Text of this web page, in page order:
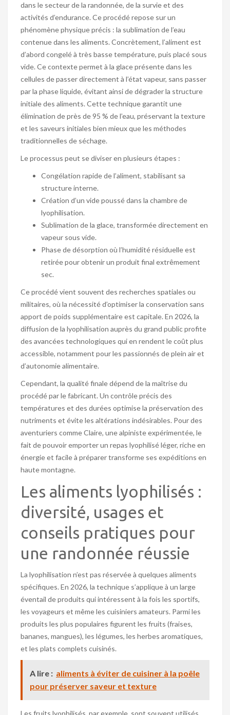
dans le secteur de la randonnée, de la survie et des
activités d’endurance. Ce procédé repose sur un
phénomène physique précis : la sublimation de l’eau
contenue dans les aliments. Concrètement, l’aliment est
d’abord congelé à très basse température, puis placé sous
vide. Ce contexte permet à la glace présente dans les
cellules de passer directement à l’état vapeur, sans passer
par la phase liquide, évitant ainsi de dégrader la structure
initiale des aliments. Cette technique garantit une
élimination de près de 95 % de l’eau, préservant la texture
et les saveurs initiales bien mieux que les méthodes
traditionnelles de séchage.
Le processus peut se diviser en plusieurs étapes :
Congélation rapide de l’aliment, stabilisant sa
structure interne.
Création d’un vide poussé dans la chambre de
lyophilisation.
Sublimation de la glace, transformée directement en
vapeur sous vide.
Phase de désorption où l’humidité résiduelle est
retirée pour obtenir un produit final extrêmement
sec.
Ce procédé vient souvent des recherches spatiales ou
militaires, où la nécessité d’optimiser la conservation sans
apport de poids supplémentaire est capitale. En 2026, la
diffusion de la lyophilisation auprès du grand public profite
des avancées technologiques qui en rendent le coût plus
accessible, notamment pour les passionnés de plein air et
d’autonomie alimentaire.
Cependant, la qualité finale dépend de la maîtrise du
procédé par le fabricant. Un contrôle précis des
températures et des durées optimise la préservation des
nutriments et évite les altérations indésirables. Pour des
aventuriers comme Claire, une alpiniste expérimentée, le
fait de pouvoir emporter un repas lyophilisé léger, riche en
énergie et facile à préparer transforme ses expéditions en
haute montagne.
Les aliments lyophilisés :
diversité, usages et
conseils pratiques pour
une randonnée réussie
La lyophilisation n’est pas réservée à quelques aliments
spécifiques. En 2026, la technique s’applique à un large
éventail de produits qui intéressent à la fois les sportifs,
les voyageurs et même les cuisiniers amateurs. Parmi les
produits les plus populaires figurent les fruits (fraises,
bananes, mangues), les légumes, les herbes aromatiques,
et les plats complets cuisinés.
A lire : aliments à éviter de cuisiner à la poêle
pour préserver saveur et texture
Les fruits lyophilisés, par exemple, sont souvent utilisés